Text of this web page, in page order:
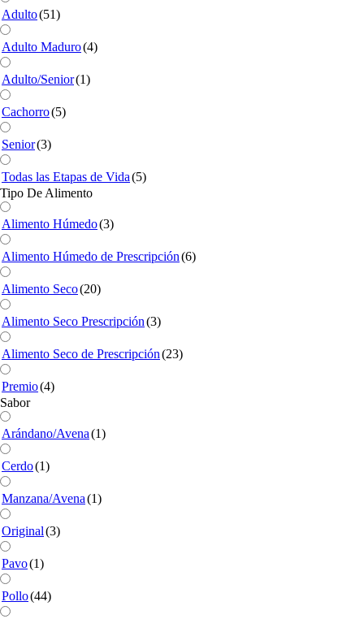
Adulto(51)
Adulto Maduro(4)
Adulto/Senior(1)
Cachorro(5)
Senior(3)
Todas las Etapas de Vida(5)
Tipo De Alimento
Alimento Húmedo(3)
Alimento Húmedo de Prescripción(6)
Alimento Seco(20)
Alimento Seco Prescripción(3)
Alimento Seco de Prescripción(23)
Premio(4)
Sabor
Arándano/Avena(1)
Cerdo(1)
Manzana/Avena(1)
Original(3)
Pavo(1)
Pollo(44)